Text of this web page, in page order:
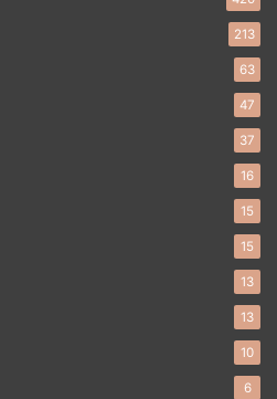
213
63
47
37
16
15
15
13
13
10
6